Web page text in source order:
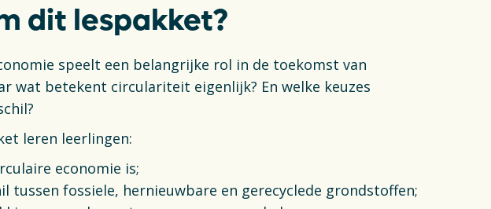
dit lespakket?
speelt een belangrijke rol in de toekomst van
wat betekent circulariteit eigenlijk? En welke keuzes
leren leerlingen:
economie is;
tussen fossiele, hernieuwbare en gerecyclede grondstoffen;